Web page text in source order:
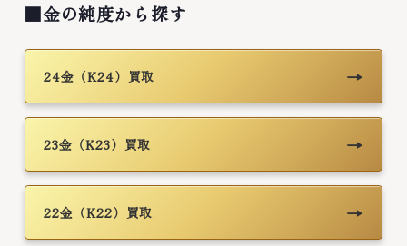
■金の純度から探す
24金（K24）買取 →
23金（K23）買取 →
22金（K22）買取 →